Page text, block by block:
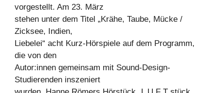
vorgestellt. Am 23. März
stehen unter dem Titel „Krähe, Taube, Mücke /
Zicksee, Indien,
Liebelei“ acht Kurz-Hörspiele auf dem Programm,
die von den
Autor:innen gemeinsam mit Sound-Design-
Studierenden inszeniert